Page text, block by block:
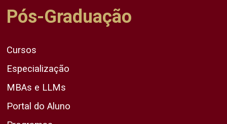
Pós-Graduação
Cursos
Especialização
MBAs e LLMs
Portal do Aluno